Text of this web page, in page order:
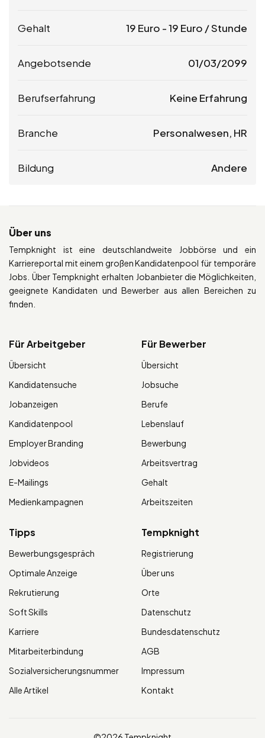
Gehalt 19 Euro -19 Euro / Stunde
Angebotsende 01/03/2099
Berufserfahrung Keine Erfahrung
Branche Personalwesen, HR
Bildung Andere
Über uns
Tempknight ist eine deutschlandweite Jobbörse und ein
Karriereportal mit einem großen Kandidatenpool für temporäre
Jobs. Über Tempknight erhalten Jobanbieter die Möglichkeiten,
geeignete Kandidaten und Bewerber aus allen Bereichen zu
finden.
Für Arbeitgeber
Übersicht
Kandidatensuche
Jobanzeigen
Kandidatenpool
Employer Branding
Jobvideos
E-Mailings
Medienkampagnen
Für Bewerber
Übersicht
Jobsuche
Berufe
Lebenslauf
Bewerbung
Arbeitsvertrag
Gehalt
Arbeitszeiten
Tipps
Bewerbungsgespräch
Optimale Anzeige
Rekrutierung
Soft Skills
Karriere
Mitarbeiterbindung
Sozialversicherungsnummer
Alle Artikel
Tempknight
Registrierung
Über uns
Orte
Datenschutz
Bundesdatenschutz
AGB
Impressum
Kontakt